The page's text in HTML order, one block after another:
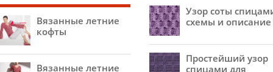
Вязанные летние
кофты
Вязанные летние
Узор соты
схемы и описание
Простейший узор
спицами для